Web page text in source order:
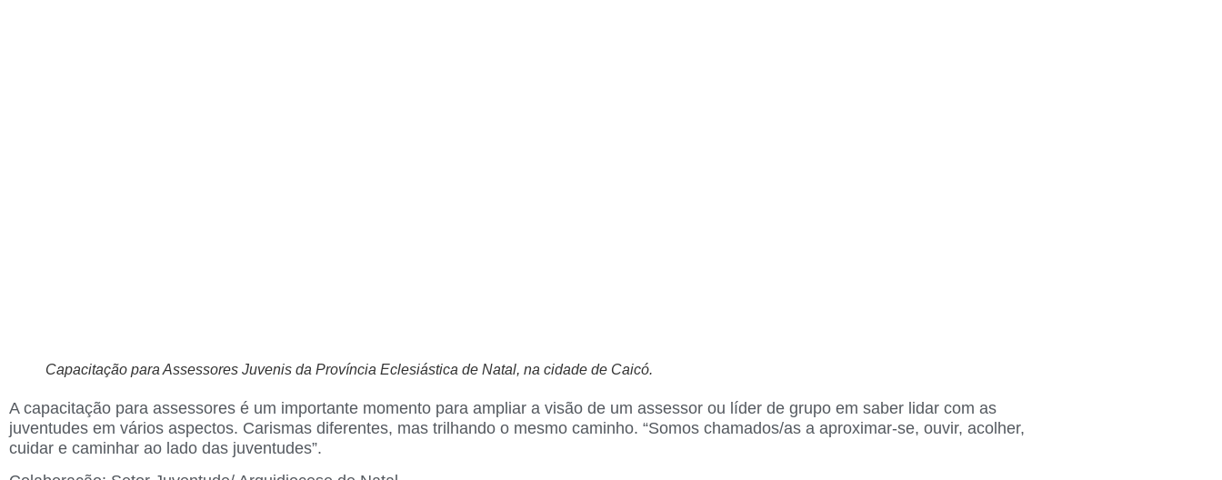
Capacitação para Assessores Juvenis da Província Eclesiástica de Natal, na cidade de Caicó.
A capacitação para assessores é um importante momento para ampliar a visão de um assessor ou líder de grupo em saber lidar com as
juventudes em vários aspectos. Carismas diferentes, mas trilhando o mesmo caminho. “Somos chamados/as a aproximar-se, ouvir, acolher,
cuidar e caminhar ao lado das juventudes”.